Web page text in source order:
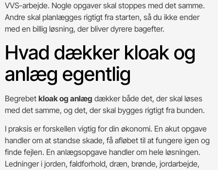
VVS-arbejde. Nogle opgaver skal stoppes med det samme.
Andre skal planlægges rigtigt fra starten, så du ikke ender
med en billig løsning, der bliver dyrere bagefter.
Hvad dækker kloak og
anlæg egentlig
Begrebet kloak og anlæg dækker både det, der skal løses
med det samme, og det, der skal bygges rigtigt fra bunden.
I praksis er forskellen vigtig for din økonomi. En akut opgave
handler om at standse skade, få afløbet til at fungere igen og
finde fejlen. En anlægsopgave handler om hele løsningen.
Ledninger i jorden, faldforhold, dræn, brønde, jordarbejde,